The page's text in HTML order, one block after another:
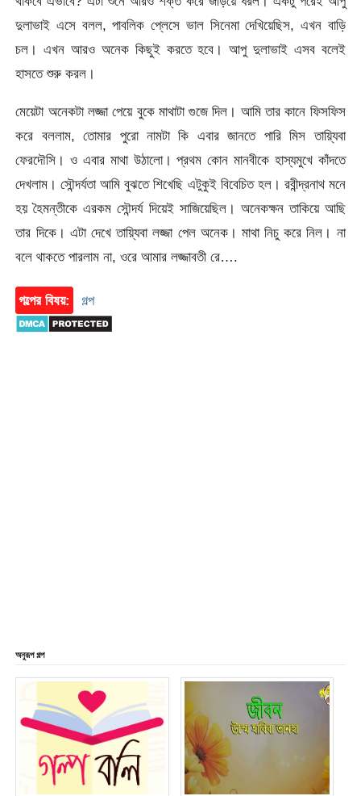
দুলাভাই এসে বলল, পাবলিক প্লেসে ভাল সিনেমা দেখিয়েছিস, এখন বাড়ি
চল। এখন আরও অনেক কিছুই করতে হবে। আপু দুলাভাই এসব বলেই
হাসতে শুরু করল।
মেয়েটা অনেকটা লজ্জা পেয়ে বুকে মাথাটা গুজে দিল। আমি তার কানে ফিসফিস
করে বললাম, তোমার পুরো নামটা কি এবার জানতে পারি মিস তায়্যিবা
ফেরদৌসি। ও এবার মাথা উঠালো। প্রথম কোন মানবীকে হাস্যমুখে কাঁদতে
দেখলাম। সৌন্দর্যতা আমি বুঝতে শিখেছি এটুকুই বিবেচিত হল। রবীন্দ্রনাথ মনে
হয় হৈমন্তীকে এরকম সৌন্দর্য দিয়েই সাজিয়েছিল। অনেকক্ষন তাকিয়ে আছি
তার দিকে। এটা দেখে তায়্যিবা লজ্জা পেল অনেক। মাথা নিচু করে নিল। না
বলে থাকতে পারলাম না, ওরে আমার লজ্জাবতী রে….
গল্পের বিষয়: গল্প
অনুরূপ গল্প